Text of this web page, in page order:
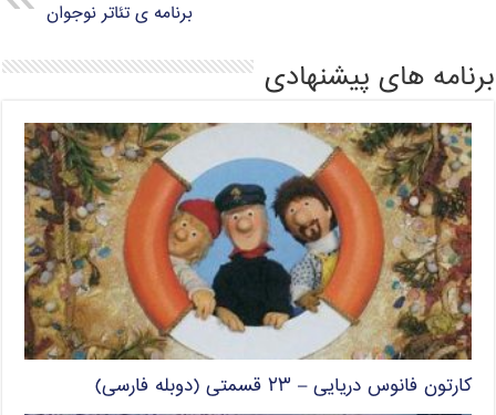
برنامه ی تئاتر نوجوان
برنامه های پیشنهادی
کارتون فانوس دریایی – ۲۳ قسمتی (دوبله فارسی)